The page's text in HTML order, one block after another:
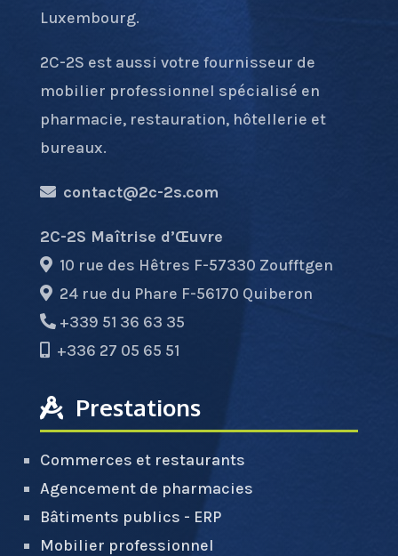
Luxembourg.
2C-2S est aussi votre fournisseur de
mobilier professionnel spécialisé en
pharmacie, restauration, hôtellerie et
bureaux.
contact@2c-2s.com
2C-2S Maîtrise d’Œuvre
10 rue des Hêtres F-57330 Zoufftgen
24 rue du Phare F-56170 Quiberon
+339 51 36 63 35
+336 27 05 65 51
Prestations
Commerces et restaurants
Agencement de pharmacies
Bâtiments publics - ERP
Mobilier professionnel